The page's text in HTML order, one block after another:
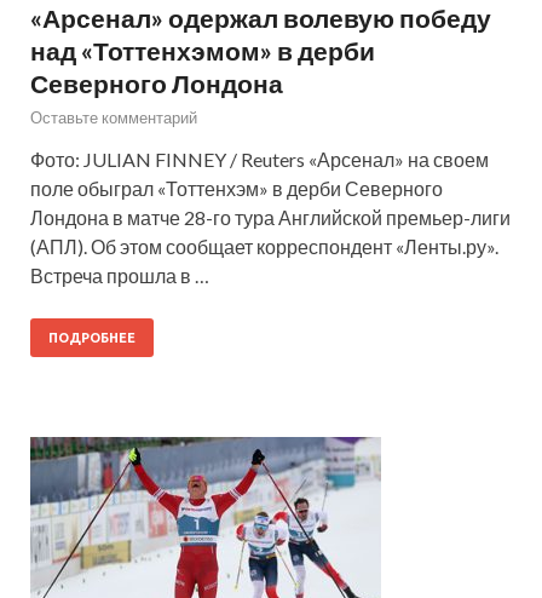
«Арсенал» одержал волевую победу
над «Тоттенхэмом» в дерби
Северного Лондона
Оставьте комментарий
Фото: JULIAN FINNEY / Reuters «Арсенал» на своем
поле обыграл «Тоттенхэм» в дерби Северного
Лондона в матче 28-го тура Английской премьер-лиги
(АПЛ). Об этом сообщает корреспондент «Ленты.ру».
Встреча прошла в …
ПОДРОБНЕЕ